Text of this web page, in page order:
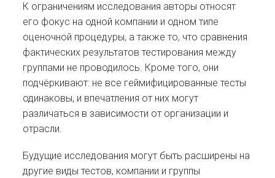
К ограничениям исследования авторы относят
его фокус на одной компании и одном типе
оценочной процедуры, а также то, что сравнения
фактических результатов тестирования между
группами не проводилось. Кроме того, они
подчёркивают: не все геймифицированные тесты
одинаковы, и впечатления от них могут
различаться в зависимости от организации и
отрасли.
Будущие исследования могут быть расширены на
другие виды тестов, компании и группы